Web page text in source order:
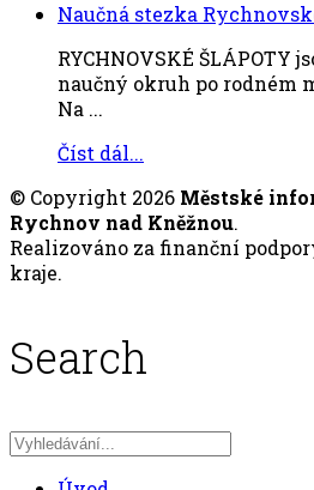
Naučná stezka
RYCHNOVSKÉ ŠLÁPOTY
naučný okruh po rodném
Na ...
Číst dál...
© Copyright 2026 Městské
Rychnov nad Kněžnou.
Realizováno za finanční
kraje.
Search